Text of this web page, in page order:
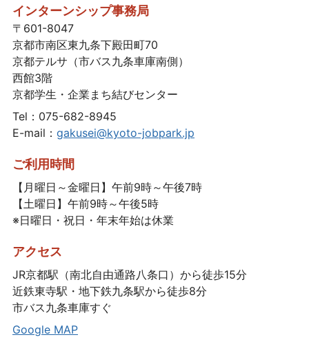
インターンシップ事務局
〒601-8047
京都市南区東九条下殿田町70
京都テルサ（市バス九条車庫南側）
西館3階
京都学生・企業まち結びセンター
Tel：075-682-8945
E-mail： gakusei@kyoto-jobpark.jp
ご利用時間
【月曜日～金曜日】午前9時～午後7時
【土曜日】午前9時～午後5時
※日曜日・祝日・年末年始は休業
アクセス
JR京都駅（南北自由通路八条口）から徒歩15分
近鉄東寺駅・地下鉄九条駅から徒歩8分
市バス九条車庫すぐ
Google MAP